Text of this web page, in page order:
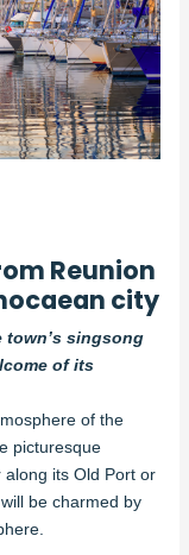
Reunion
city
singsong
of its
of the
picturesque
along its Old Port or
be charmed by